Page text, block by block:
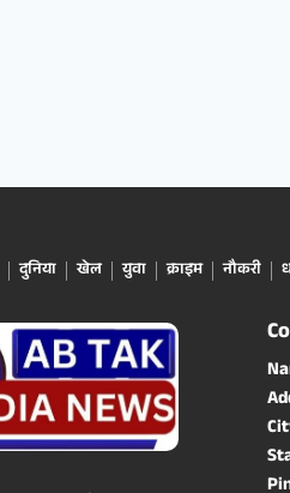
दुनिया खेल युवा क्राइम नौकरी